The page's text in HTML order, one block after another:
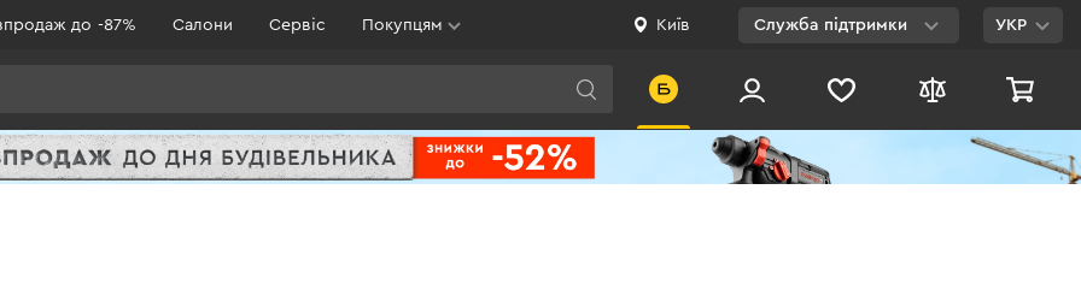
до -87% Салони Сервіс Покупцям Київ Служба підтримки
Viber
УКР